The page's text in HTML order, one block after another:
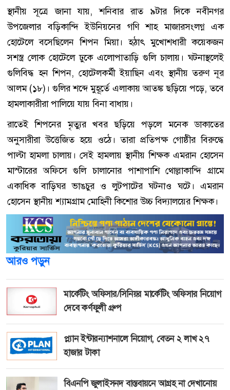
স্থানীয় সূত্রে জানা যায়, শনিবার রাত ৯টার দিকে নবীনগর
উপজেলার বড়িকান্দি ইউনিয়নের গণি শাহ মাজারসংলগ্ন এক
হোটেলে বসেছিলেন শিপন মিয়া। হঠাৎ মুখোশধারী কয়েকজন
সশস্ত্র লোক হোটেলে ঢুকে এলোপাতাড়ি গুলি চালায়। ঘটনাস্থলেই
গুলিবিদ্ধ হন শিপন, হোটেলকর্মী ইয়াছিন এবং স্থানীয় তরুণ নূর
আলম (১৮)। গুলির শব্দে মুহূর্তে এলাকায় আতঙ্ক ছড়িয়ে পড়ে, তবে
হামলাকারীরা পালিয়ে যায় বিনা বাধায়।
রাতেই শিপনের মৃত্যুর খবর ছড়িয়ে পড়লে মনেক ডাকাতের
অনুসারীরা উত্তেজিত হয়ে ওঠে। তারা প্রতিপক্ষ গোষ্ঠীর বিরুদ্ধে
পাল্টা হামলা চালায়। সেই হামলায় স্থানীয় শিক্ষক এমরান হোসেন
মাস্টারের অফিসে গুলি চালানোর পাশাপাশি থোল্লাকান্দি গ্রামে
একাধিক বাড়িঘর ভাঙচুর ও লুটপাটের ঘটনাও ঘটে। এমরান
হোসেন স্থানীয় শ্যামগ্রাম মোহিনী কিশোর উচ্চ বিদ্যালয়ের শিক্ষক।
আরও পড়ুন
মার্কেটিং অফিসার/সিনিয়র মার্কেটিং অফিসার নিয়োগ
দেবে কর্ণফুলী গ্রুপ
প্ল্যান ইন্টারন্যাশনালে নিয়োগ, বেতন ২ লাখ ২৭
হাজার টাকা
বিএনপি জুলাইসনদ বাস্তবায়নে আগ্রহ না দেখানোয়